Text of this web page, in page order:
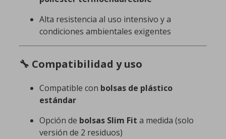
Alta resistencia al uso intensivo y a
condiciones ambientales exigentes
🔧 Compatibilidad y uso
Compatible con bolsas de plástico
estándar
Opción de bolsas Slim Fit a medida (solo
versión de 2 residuos)